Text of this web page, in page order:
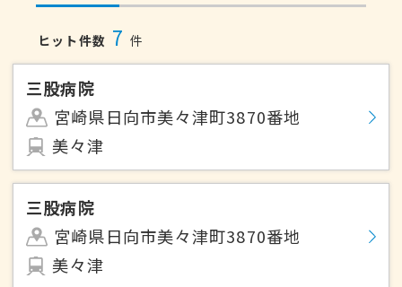
ヒット件数 7 件
三股病院
宮崎県日向市美々津町3870番地
美々津
三股病院
宮崎県日向市美々津町3870番地
美々津